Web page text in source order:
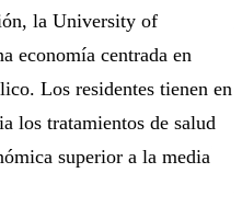
la University of
economía centrada en
Los residentes tienen en
los tratamientos de salud
superior a la media